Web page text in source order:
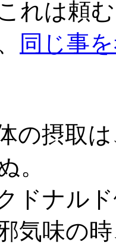
れは頼
同じ事
の摂取
。
ドナル
気味の